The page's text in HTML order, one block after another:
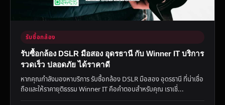
รับซื้อกล้อง
รับซื้อกล้อง DSLR มือสอง อุดรธานี กับ Winner IT บริการ
รวดเร็ว ปลอดภัย ได้ราคาดี
หากคุณกำลังมองหาบริการ รับซื้อกล้อง DSLR มือสอง อุดรธานี ที่น่าเชื่อ
ถือและให้ราคายุติธรรม Winner IT คือคำตอบสำหรับคุณ เราเชี่...